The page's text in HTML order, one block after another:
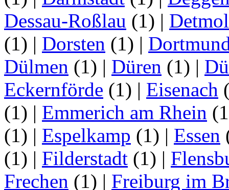
Dessau-Roßlau (1) |
(1) | Dorsten (1) |
Dülmen (1) | Düren (1) |
Eckernförde (1) | Eisenach
(1) | Emmerich am Rhein
(1) | Espelkamp (1) | Essen
(1) | Filderstadt (1) |
Frechen (1) | Freiburg im